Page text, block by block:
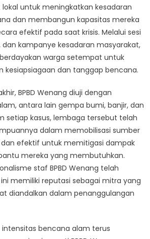
untuk meningkatkan kesadaran
dan membangun kapasitas mereka
efektif pada saat krisis. Melalui sesi
dan kampanye kesadaran masyarakat,
warga setempat untuk
kesiapsiagaan dan tanggap bencana.
BPBD Wenang diuji dengan
antara lain gempa bumi, banjir, dan
setiap kasus, lembaga tersebut telah
dalam memobilisasi sumber
efektif untuk memitigasi dampak
mereka yang membutuhkan.
staf BPBD Wenang telah
memiliki reputasi sebagai mitra yang
diandalkan dalam penanggulangan
intensitas bencana alam terus